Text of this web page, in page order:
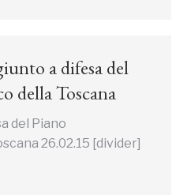
a difesa del
della Toscana
del Piano
26.02.15 [divider]